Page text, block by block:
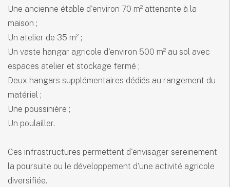
Une ancienne étable d'environ 70 m² attenante à la
maison ;
Un atelier de 35 m² ;
Un vaste hangar agricole d'environ 500 m² au sol avec
espaces atelier et stockage fermé ;
Deux hangars supplémentaires dédiés au rangement du
matériel ;
Une poussinière ;
Un poulailler.
Ces infrastructures permettent d'envisager sereinement
la poursuite ou le développement d'une activité agricole
diversifiée.